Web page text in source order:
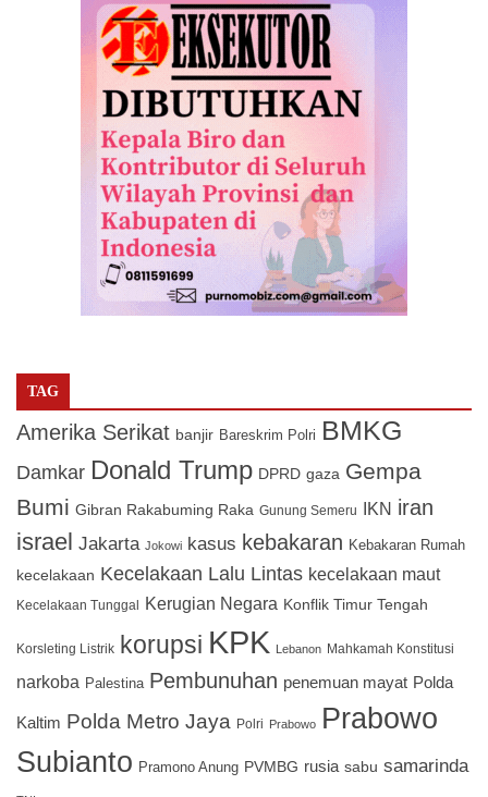
TAG
Amerika Serikat banjir Bareskrim Polri BMKG
Damkar Donald Trump DPRD gaza Gempa
Bumi Gibran Rakabuming Raka Gunung Semeru IKN iran
israel Jakarta Jokowi kasus kebakaran Kebakaran Rumah
kecelakaan Kecelakaan Lalu Lintas kecelakaan maut
Kecelakaan Tunggal Kerugian Negara Konflik Timur Tengah
Korsleting Listrik korupsi KPK Lebanon Mahkamah Konstitusi
narkoba Palestina Pembunuhan penemuan mayat Polda
Kaltim Polda Metro Jaya Polri Prabowo Prabowo
Subianto Pramono Anung PVMBG rusia sabu samarinda